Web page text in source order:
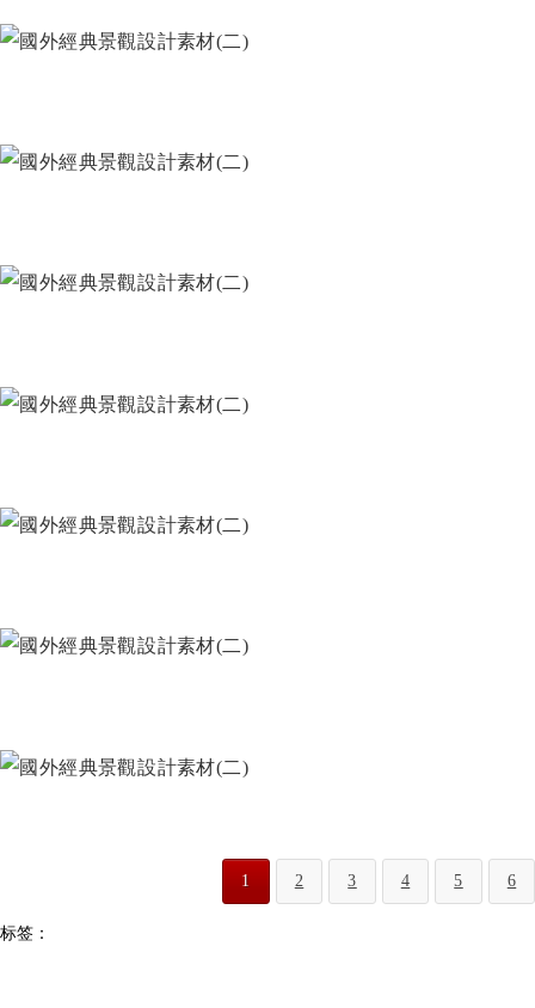
1 2 3 4 5 6
标签：